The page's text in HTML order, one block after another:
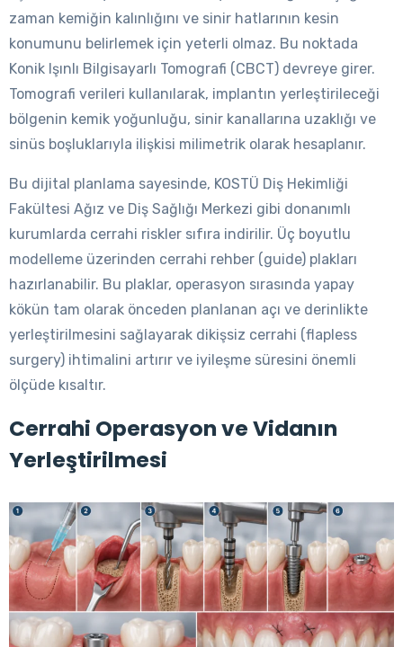
zaman kemiğin kalınlığını ve sinir hatlarının kesin
konumunu belirlemek için yeterli olmaz. Bu noktada
Konik Işınlı Bilgisayarlı Tomografi (CBCT) devreye girer.
Tomografi verileri kullanılarak, implantın yerleştirileceği
bölgenin kemik yoğunluğu, sinir kanallarına uzaklığı ve
sinüs boşluklarıyla ilişkisi milimetrik olarak hesaplanır.
Bu dijital planlama sayesinde, KOSTÜ Diş Hekimliği
Fakültesi Ağız ve Diş Sağlığı Merkezi gibi donanımlı
kurumlarda cerrahi riskler sıfıra indirilir. Üç boyutlu
modelleme üzerinden cerrahi rehber (guide) plakları
hazırlanabilir. Bu plaklar, operasyon sırasında yapay
kökün tam olarak önceden planlanan açı ve derinlikte
yerleştirilmesini sağlayarak dikişsiz cerrahi (flapless
surgery) ihtimalini artırır ve iyileşme süresini önemli
ölçüde kısaltır.
Cerrahi Operasyon ve Vidanın
Yerleştirilmesi